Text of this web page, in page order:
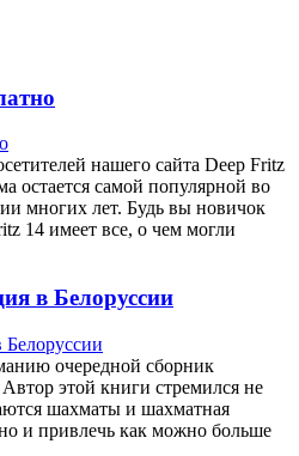
нашего сайта Deep Fritz
остается самой популярной во
многих лет. Будь вы новичок
14 имеет все, о чем могли
в Белоруссии
очередной сборник
этой книги стремился не
шахматы и шахматная
и привлечь как можно больше